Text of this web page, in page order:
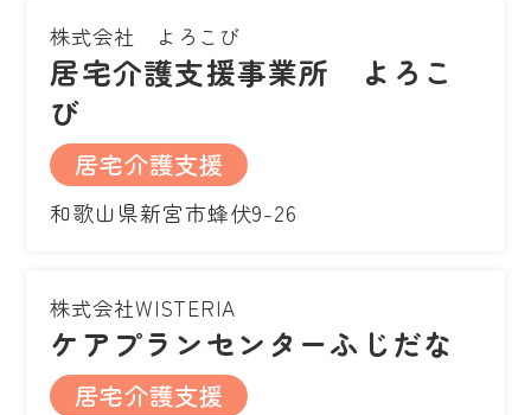
株式会社 よろこび
居宅介護支援事業所 よろこ
び
居宅介護支援
和歌山県新宮市蜂伏9-26
株式会社WISTERIA
ケアプランセンターふじだな
居宅介護支援